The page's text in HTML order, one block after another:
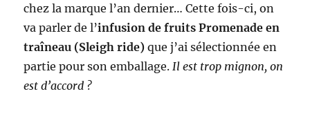
chez la marque l’an dernier… Cette fois-ci, on
va parler de l’infusion de fruits Promenade en
traîneau (Sleigh ride) que j’ai sélectionnée en
partie pour son emballage. Il est trop mignon, on
est d’accord ?